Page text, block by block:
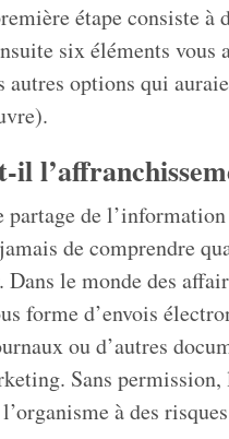
étape consiste à
six éléments
autres options qui
il
de
de comprendre
Dans le monde des
forme d’envois
ou d’autres
Sans
à des